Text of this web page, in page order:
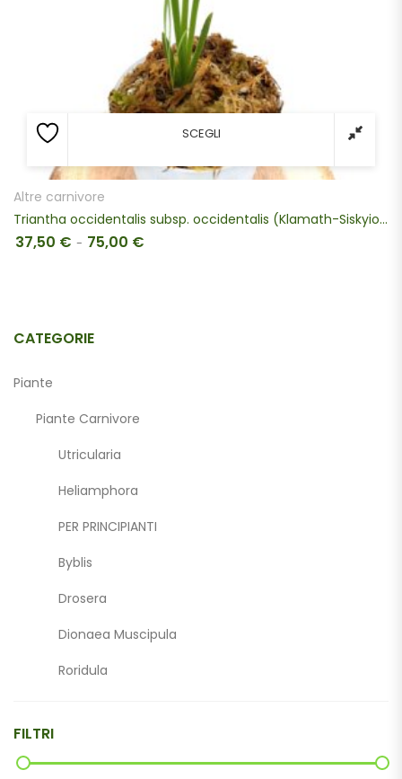
SCEGLI
Altre carnivore
Triantha occidentalis subsp. occidentalis (Klamath-Siskyiou), da seme
37,50 € - 75,00 €
CATEGORIE
Piante
Piante Carnivore
Utricularia
Heliamphora
PER PRINCIPIANTI
Byblis
Drosera
Dionaea Muscipula
Roridula
FILTRI